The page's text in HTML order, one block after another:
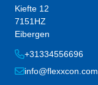
Kiefte 12
7151HZ
Eibergen
+31334556696
info@flexxcon.com